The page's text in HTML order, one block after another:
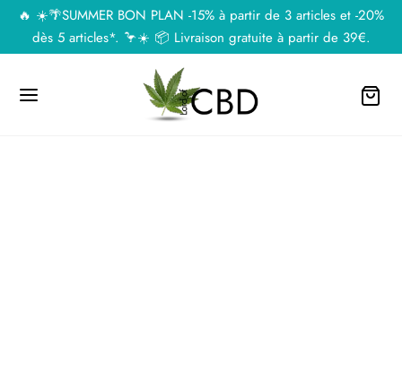
🔥 ☀️🌴SUMMER BON PLAN -15% à partir de 3 articles et -20%
dès 5 articles*. 🦩☀️ 📦 Livraison gratuite à partir de 39€.